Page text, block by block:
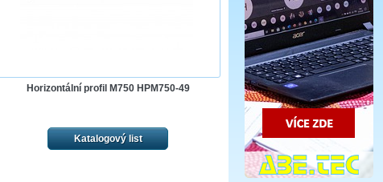
Horizontální profil M750 HPM750-49
Katalogový list